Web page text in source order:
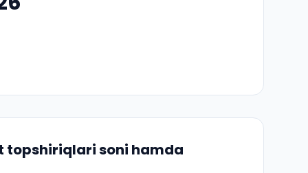
soni hamda